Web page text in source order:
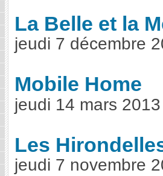
La Belle et la
jeudi 7 décembre
Mobile Home
jeudi 14 mars
Les
jeudi 7 novembre